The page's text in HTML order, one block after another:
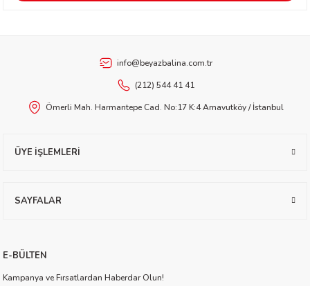
info@beyazbalina.com.tr
(212) 544 41 41
Ömerli Mah. Harmantepe Cad. No:17 K:4 Arnavutköy / İstanbul
ÜYE İŞLEMLERİ
SAYFALAR
E-BÜLTEN
Kampanya ve Fırsatlardan Haberdar Olun!